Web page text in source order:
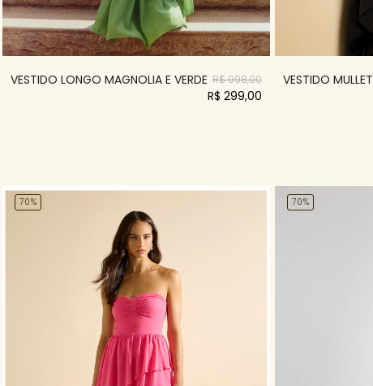
VESTIDO LONGO MAGNOLIA E VERDE R$ 998,00
R$ 299,00
VESTIDO
70% 70%